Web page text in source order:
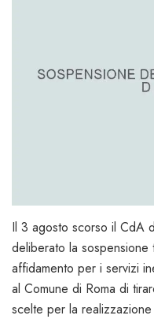
Il 3 agosto scorso il CdA
deliberato la
affidamento per i servizi
al Comune di Roma di
scelte per la